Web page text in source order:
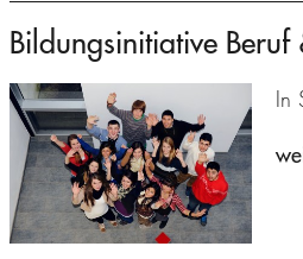
Bildungsinitiative Beruf
In